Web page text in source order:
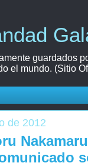
guardados
el mundo. (Sitio
de 2012